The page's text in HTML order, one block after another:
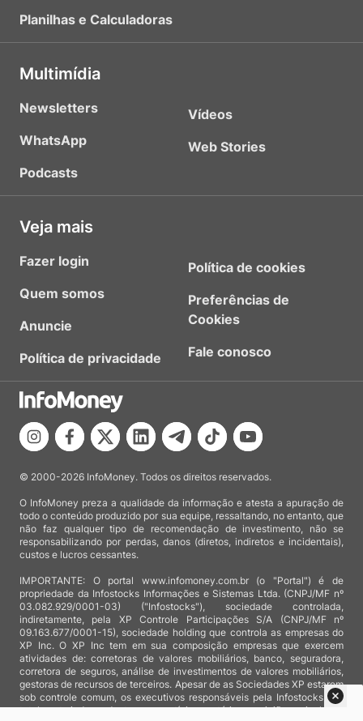
Planilhas e Calculadoras
Multimídia
Newsletters
WhatsApp
Podcasts
Vídeos
Web Stories
Veja mais
Fazer login
Quem somos
Anuncie
Política de privacidade
Política de cookies
Preferências de
Cookies
Fale conosco
© 2000-2026 InfoMoney. Todos os direitos reservados.
O InfoMoney preza a qualidade da informação e atesta a apuração de
todo o conteúdo produzido por sua equipe, ressaltando, no entanto, que
não faz qualquer tipo de recomendação de investimento, não se
responsabilizando por perdas, danos (diretos, indiretos e incidentais),
custos e lucros cessantes.
IMPORTANTE: O portal www.infomoney.com.br (o "Portal") é de
propriedade da Infostocks Informações e Sistemas Ltda. (CNPJ/MF nº
03.082.929/0001-03) ("Infostocks"), sociedade controlada,
indiretamente, pela XP Controle Participações S/A (CNPJ/MF nº
09.163.677/0001-15), sociedade holding que controla as empresas do
XP Inc. O XP Inc tem em sua composição empresas que exercem
atividades de: corretoras de valores mobiliários, banco, seguradora,
corretora de seguros, análise de investimentos de valores mobiliários,
gestoras de recursos de terceiros. Apesar de as Sociedades XP estarem
sob controle comum, os executivos responsáveis pela Infostocks são
totalmente independentes e as notícias, matérias e opiniões veiculadas